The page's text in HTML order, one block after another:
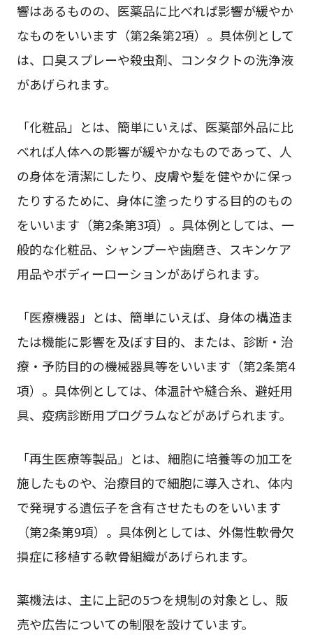
響はあるものの、医薬品に比べれば影響が緩やか
なものをいいます（第2条第2項）。具体例として
は、口臭スプレーや殺虫剤、コンタクトの洗浄液
があげられます。
「化粧品」とは、簡単にいえば、医薬部外品に比
べれば人体への影響が緩やかなものであって、人
の身体を清潔にしたり、皮膚や髪を健やかに保っ
たりするために、身体に塗ったりする目的のもの
をいいます（第2条第3項）。具体例としては、一
般的な化粧品、シャンプーや歯磨き、スキンケア
用品やボディーローションがあげられます。
「医療機器」とは、簡単にいえば、身体の構造ま
たは機能に影響を及ぼす目的、または、診断・治
療・予防目的の機械器具等をいいます（第2条第4
項）。具体例としては、体温計や縫合糸、避妊用
具、疫病診断用プログラムなどがあげられます。
「再生医療等製品」とは、細胞に培養等の加工を
施したものや、治療目的で細胞に導入され、体内
で発現する遺伝子を含有させたものをいいます
（第2条第9項）。具体例としては、外傷性軟骨欠
損症に移植する軟骨組織があげられます。
薬機法は、主に上記の5つを規制の対象とし、販
売や広告についての制限を設けています。